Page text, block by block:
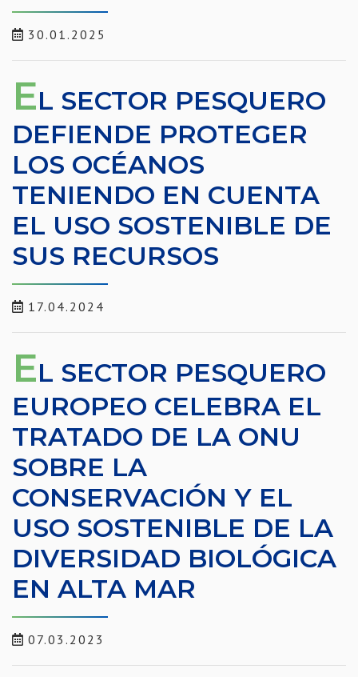
30.01.2025
EL SECTOR PESQUERO
DEFIENDE PROTEGER
LOS OCÉANOS
TENIENDO EN CUENTA
EL USO SOSTENIBLE DE
SUS RECURSOS
17.04.2024
EL SECTOR PESQUERO
EUROPEO CELEBRA EL
TRATADO DE LA ONU
SOBRE LA
CONSERVACIÓN Y EL
USO SOSTENIBLE DE LA
DIVERSIDAD BIOLÓGICA
EN ALTA MAR
07.03.2023